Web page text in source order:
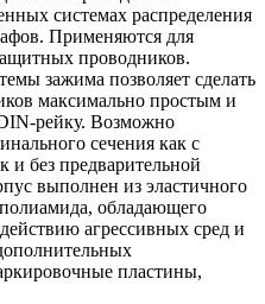
системах распределения
Применяются для
проводников.
зажима позволяет сделать
максимально простым и
рейку. Возможно
сечения как с
и без предварительной
выполнен из эластичного
обладающего
агрессивных сред и
пластины,